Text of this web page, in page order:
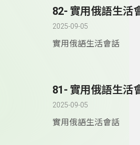
82- 實用俄語生活
2025-09-05
實用俄語生活會話
81- 實用俄語生活
2025-09-05
實用俄語生活會話